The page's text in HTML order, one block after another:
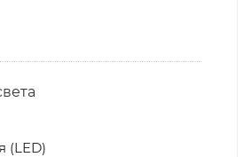
(LED)